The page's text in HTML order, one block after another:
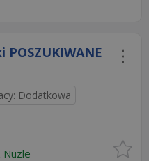
Dodatkowa
Nuzle